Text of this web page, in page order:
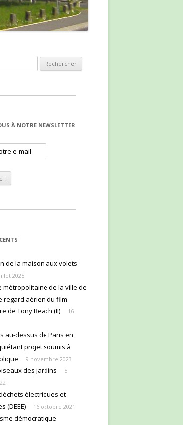
À NOTRE NEWSLETTER
de la maison aux volets
2025
métropolitaine de la ville de
regard aérien du film
de Tony Beach (II)
16
au-dessus de Paris en
projet soumis à
9 novembre 2023
des jardins
5
électriques et
(DEEE)
16 octobre 2021
démocratique